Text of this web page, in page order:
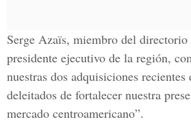
Serge Azaïs, miembro del directorio
presidente ejecutivo de la región,
nuestras dos adquisiciones
deleitados de fortalecer nuestra
mercado centroamericano”.